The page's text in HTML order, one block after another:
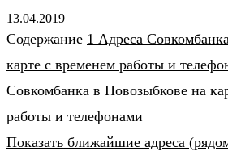
13.04.2019
Содержание 1 Адреса
карте с временем работы и
Совкомбанка в Новозыбкове на
работы и телефонами
Показать ближайшие адреса